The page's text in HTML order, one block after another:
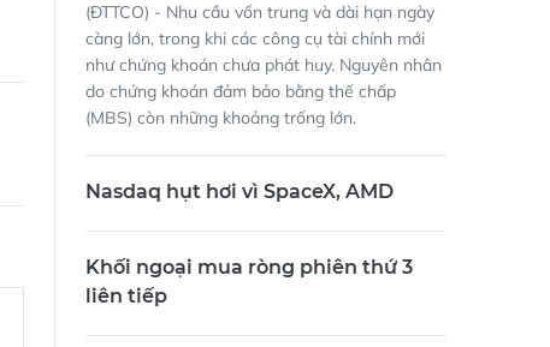
(ĐTTCO) - Nhu cầu vốn trung và dài hạn ngày
càng lớn, trong khi các công cụ tài chính mới
như chứng khoán chưa phát huy. Nguyên nhân
do chứng khoán đảm bảo bằng thế chấp
(MBS) còn những khoảng trống lớn.
Nasdaq hụt hơi vì SpaceX, AMD
Khối ngoại mua ròng phiên thứ 3
liên tiếp